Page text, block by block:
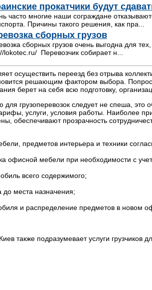
прокатчики будут
часто многие наши сограждане
Причины такого решения, как пра...
сборных грузов
сборных грузов очень выгодна для
lokotec.ru/ Перевозчик собирает н...
осуществить переезд без отрыва
решающим фактором выбора.
берет на себя всю подготовку,
грузоперевозок следует не спеша, это
услуги, условия работы. Наиболее
обеспечивают прозрачность
предметов интерьера и техники
офисной мебели при необходимости с
всего содержимого;
до места назначения;
и распределение предметов в новом
также подразумевает услуги грузчиков